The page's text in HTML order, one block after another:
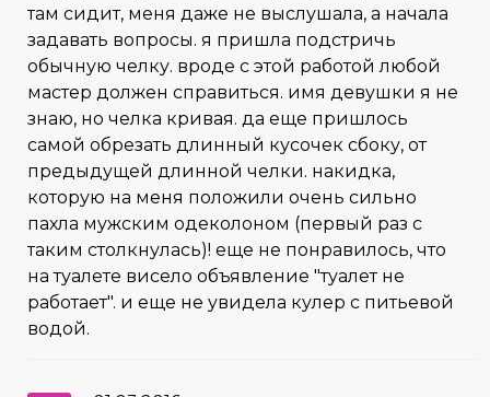
там сидит, меня даже не выслушала, а начала
задавать вопросы. я пришла подстричь
обычную челку. вроде с этой работой любой
мастер должен справиться. имя девушки я не
знаю, но челка кривая. да еще пришлось
самой обрезать длинный кусочек сбоку, от
предыдущей длинной челки. накидка,
которую на меня положили очень сильно
пахла мужским одеколоном (первый раз с
таким столкнулась)! еще не понравилось, что
на туалете висело объявление "туалет не
работает". и еще не увидела кулер с питьевой
водой.